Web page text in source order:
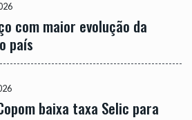
com maior evolução da
país
baixa taxa Selic para